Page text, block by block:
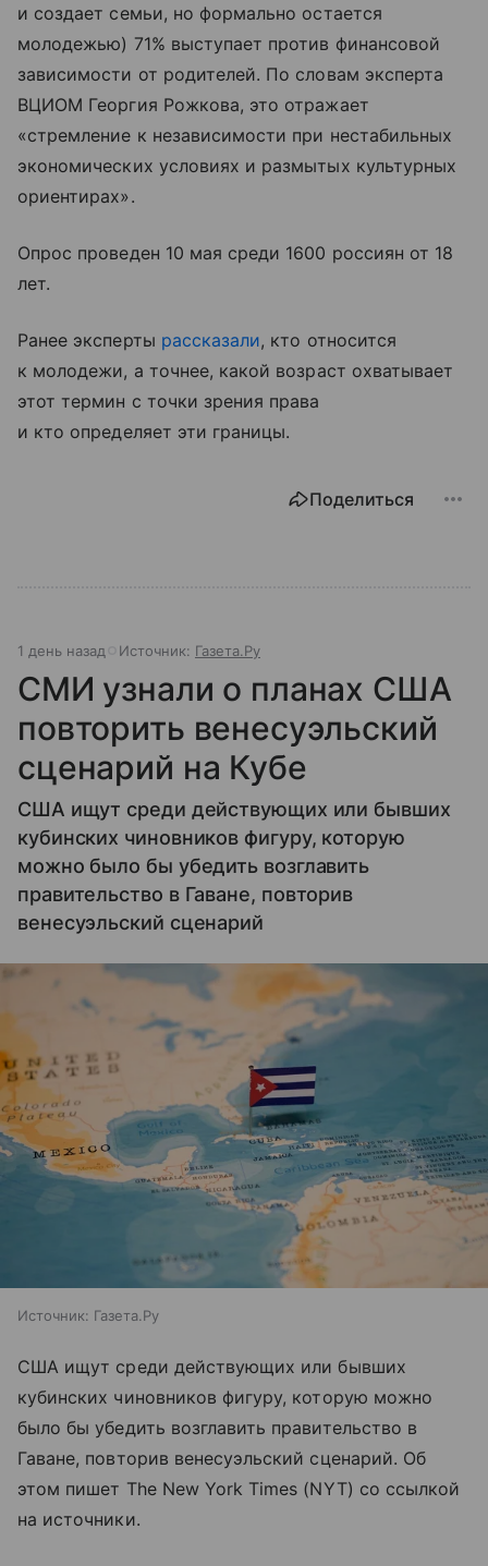
и создает семьи, но формально остается
молодежью) 71% выступает против финансовой
зависимости от родителей. По словам эксперта
ВЦИОМ Георгия Рожкова, это отражает
«стремление к независимости при нестабильных
экономических условиях и размытых культурных
ориентирах».
Опрос проведен 10 мая среди 1600 россиян от 18
лет.
Ранее эксперты рассказали, кто относится
к молодежи, а точнее, какой возраст охватывает
этот термин с точки зрения права
и кто определяет эти границы.
Поделиться
1 день назад Источник: Газета.Ру
СМИ узнали о планах США
повторить венесуэльский
сценарий на Кубе
США ищут среди действующих или бывших
кубинских чиновников фигуру, которую
можно было бы убедить возглавить
правительство в Гаване, повторив
венесуэльский сценарий
Источник: Газета.Ру
США ищут среди действующих или бывших
кубинских чиновников фигуру, которую можно
было бы убедить возглавить правительство в
Гаване, повторив венесуэльский сценарий. Об
этом пишет The New York Times (NYT) со ссылкой
на источники.